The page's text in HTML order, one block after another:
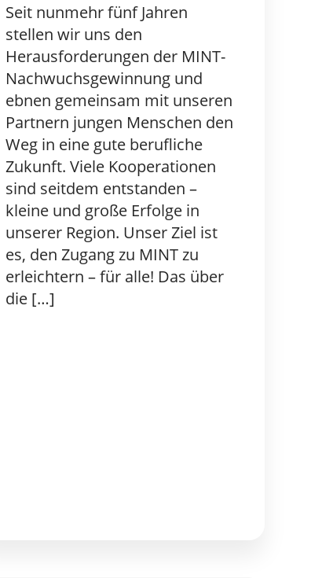
Seit nunmehr fünf Jahren
stellen wir uns den
Herausforderungen der MINT-
Nachwuchsgewinnung und
ebnen gemeinsam mit unseren
Partnern jungen Menschen den
Weg in eine gute berufliche
Zukunft. Viele Kooperationen
sind seitdem entstanden –
kleine und große Erfolge in
unserer Region. Unser Ziel ist
es, den Zugang zu MINT zu
erleichtern – für alle! Das über
die […]